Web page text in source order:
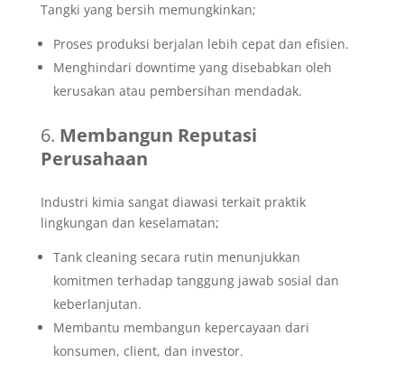
Tangki yang bersih memungkinkan;
Proses produksi berjalan lebih cepat dan efisien.
Menghindari downtime yang disebabkan oleh
kerusakan atau pembersihan mendadak.
Membangun Reputasi
Perusahaan
Industri kimia sangat diawasi terkait praktik
lingkungan dan keselamatan;
Tank cleaning secara rutin menunjukkan
komitmen terhadap tanggung jawab sosial dan
keberlanjutan.
Membantu membangun kepercayaan dari
konsumen, client, dan investor.